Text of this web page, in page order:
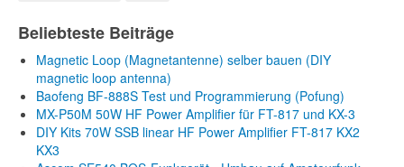
Beliebteste Beiträge
Magnetic Loop (Magnetantenne) selber bauen (DIY
magnetic loop antenna)
Baofeng BF-888S Test und Programmierung (Pofung)
MX-P50M 50W HF Power Amplifier für FT-817 und KX-3
DIY Kits 70W SSB linear HF Power Amplifier FT-817 KX2
KX3